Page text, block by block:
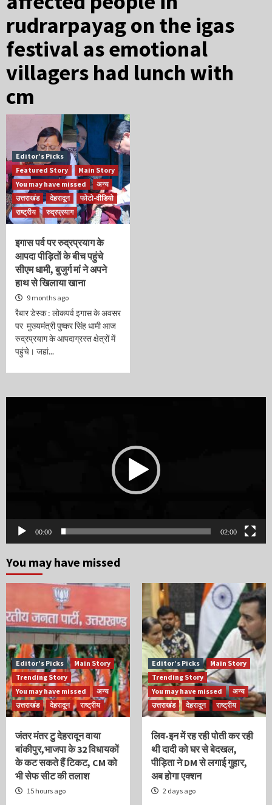
rudrarpayag on the igas
festival as emotional
villagers had lunch with
cm
Editor’s Picks
Featured Story
Main Story
You may have missed
अन्य
उत्तराखंड
देहरादून
फोटो-वीडियो
राष्ट्रीय
रुद्रप्रयाग
इगास पर्व पर रुद्रप्रयाग के
आपदा पीड़ितों के बीच पहुंचे
सीएम धामी, बुजुर्ग मां ने अपने
हाथ से खिलाया खाना
9 months ago
रैबार डेस्क : लोकपर्व इगास के अवसर
पर मुख्यमंत्री पुष्कर सिंह धामी आज
रुद्रप्रयाग के आपदाग्रस्त क्षेत्रों में
पहुंचे। जहां...
00:00 02:00
You may have missed
Editor’s Picks
Main Story
Trending Story
You may have missed
अन्य
उत्तराखंड
देहरादून राष्ट्रीय
जंतर मंतर टु देहरादून वाया
बांकीपुर,भाजपा के 32 विधायकों
के कट सकते हैं टिकट, CM को
भी सेफ सीट की तलाश
15 hours ago
Editor’s Picks
Main Story
Trending Story
You may have missed
अन्य
उत्तराखंड
देहरादून राष्ट्रीय
लिव-इन में रह रही पोती कर रही
थी दादी को घर से बेदखल,
पीड़िता ने DM से लगाई गुहार,
अब होगा एक्शन
2 days ago